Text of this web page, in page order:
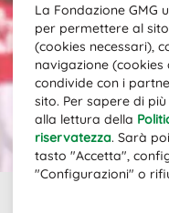
La Fondazione GMG
per permettere al
(cookies necessari),
navigazione (cookies
condivide con i
sito. Per sapere di
alla lettura della
riservatezza. Sarà
tasto "Accetta",
"Configurazioni" o
restare